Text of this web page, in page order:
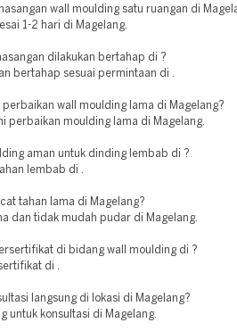
wall moulding satu ruangan di
1-2 hari di Magelang.
dilakukan bertahap di ?
bertahap sesuai permintaan di .
perbaikan wall moulding lama di Magelang?
perbaikan moulding lama di Magelang.
aman untuk dinding lembab di ?
lembab di .
tahan lama di Magelang?
dan tidak mudah pudar di Magelang.
di bidang wall moulding di ?
di .
langsung di lokasi di Magelang?
untuk konsultasi di Magelang.